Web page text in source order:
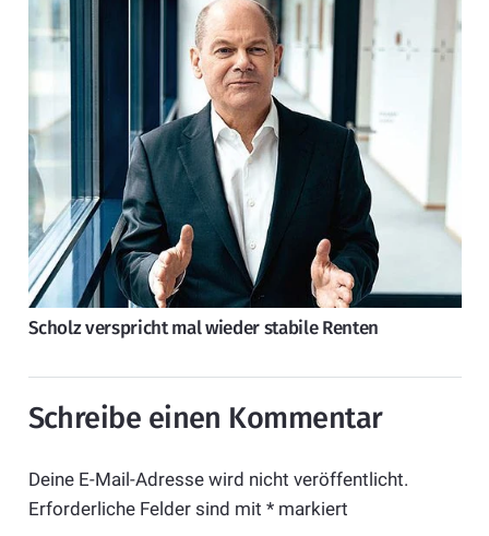
Scholz verspricht mal wieder stabile Renten
Schreibe einen Kommentar
Deine E-Mail-Adresse wird nicht veröffentlicht.
Erforderliche Felder sind mit *markiert